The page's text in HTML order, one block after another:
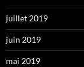
juillet 2019
juin 2019
mai 2019